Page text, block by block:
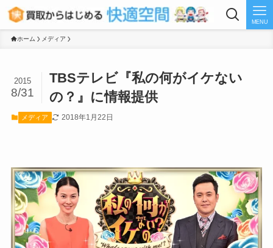
MENU
ホーム メディア
TBSテレビ『私の何がイケない
の？』に情報提供
2015
8/31
メディア 2018年1月22日